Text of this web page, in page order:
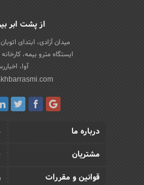
از پشت ابر
میدان آزادی، ابتدای
ایستگاه مترو بیمه،
آوا،
درباره ما
مشتریان
قوانین و مقررات